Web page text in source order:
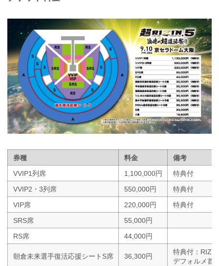
券種 料金
備考
VVIP1列席
1,100,000円
特典付
VVIP2・3列席
550,000円
特典付
VIP席
220,000円
特典付
SRS席
55,000円
RS席
44,000円
朝倉未来選手復活応援シートS席 36,300円
特典付：
デフォルメ首